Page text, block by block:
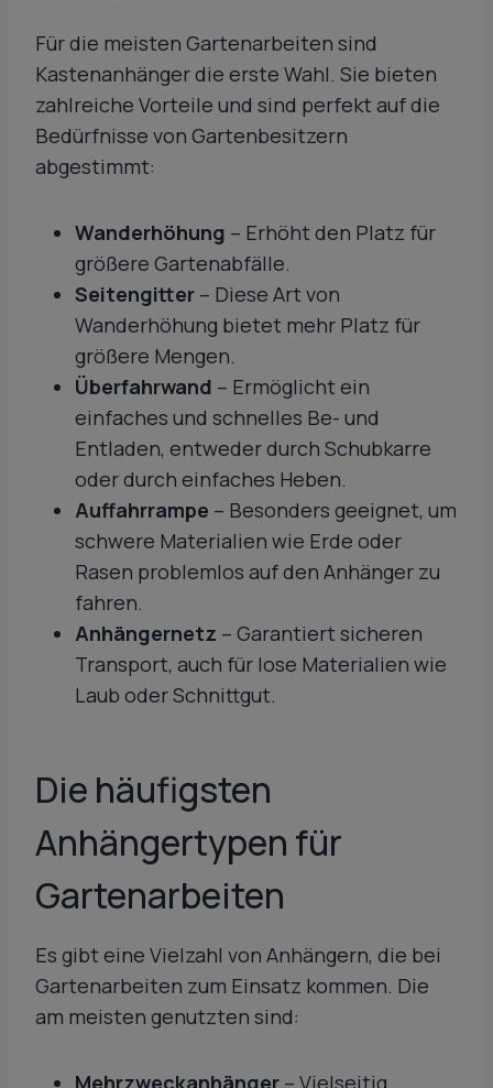
Für die meisten Gartenarbeiten sind
Kastenanhänger die erste Wahl. Sie bieten
zahlreiche Vorteile und sind perfekt auf die
Bedürfnisse von Gartenbesitzern
abgestimmt:
Wanderhöhung – Erhöht den Platz für
größere Gartenabfälle.
Seitengitter – Diese Art von
Wanderhöhung bietet mehr Platz für
größere Mengen.
Überfahrwand – Ermöglicht ein
einfaches und schnelles Be- und
Entladen, entweder durch Schubkarre
oder durch einfaches Heben.
Auffahrrampe – Besonders geeignet, um
schwere Materialien wie Erde oder
Rasen problemlos auf den Anhänger zu
fahren.
Anhängernetz – Garantiert sicheren
Transport, auch für lose Materialien wie
Laub oder Schnittgut.
Die häufigsten
Anhängertypen für
Gartenarbeiten
Es gibt eine Vielzahl von Anhängern, die bei
Gartenarbeiten zum Einsatz kommen. Die
am meisten genutzten sind:
Mehrzweckanhänger – Vielseitig